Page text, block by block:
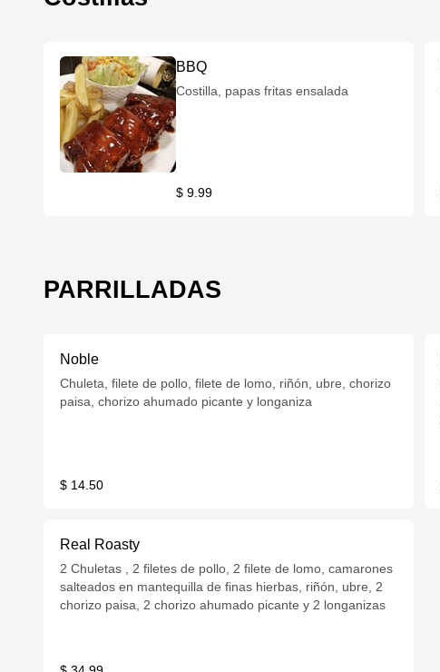
BBQ
Costilla, papas fritas ensalada
$ 9.99
PARRILLADAS
Noble
Chuleta, filete de pollo, filete de lomo, riñón, ubre, chorizo
paisa, chorizo ahumado picante y longaniza
$ 14.50
Real Roasty
2 Chuletas , 2 filetes de pollo, 2 filete de lomo, camarones
salteados en mantequilla de finas hierbas, riñón, ubre, 2
chorizo paisa, 2 chorizo ahumado picante y 2 longanizas